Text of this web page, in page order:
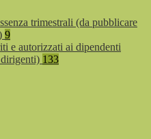
trimestrali (da pubblicare
9
e autorizzati ai dipendenti
133